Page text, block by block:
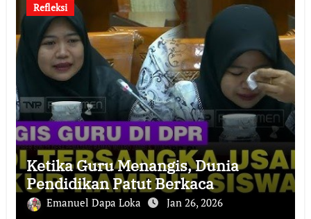
Refleksi
Ketika Guru Menangis, Dunia
Pendidikan Patut Berkaca
Emanuel Dapa Loka Jan 26, 2026